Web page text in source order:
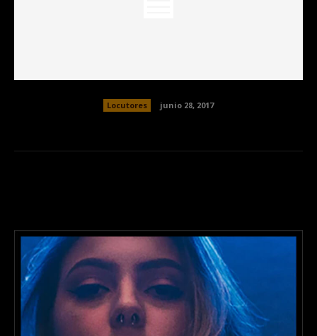
Locutores junio 28, 2017